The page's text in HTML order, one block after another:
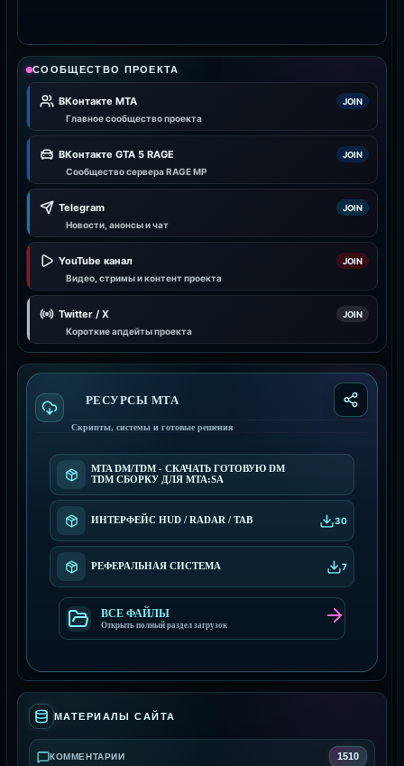
СООБЩЕСТВО ПРОЕКТА
ВКонтакте MTA JOIN
Главное сообщество проекта
ВКонтакте GTA 5 RAGE JOIN
Сообщество сервера RAGE MP
Telegram JOIN
Новости, анонсы и чат
YouTube канал JOIN
Видео, стримы и контент проекта
Twitter / X JOIN
Короткие апдейты проекта
РЕСУРСЫ МТА
Скрипты, системы и готовые решения
MTA DM/TDM - СКАЧАТЬ ГОТОВУЮ DM
TDM СБОРКУ ДЛЯ MTA:SA
ИНТЕРФЕЙС HUD / RADAR / TAB 30
РЕФЕРАЛЬНАЯ СИСТЕМА 7
ВСЕ ФАЙЛЫ
Открыть полный раздел загрузок
МАТЕРИАЛЫ САЙТА
КОММЕНТАРИИ 1510